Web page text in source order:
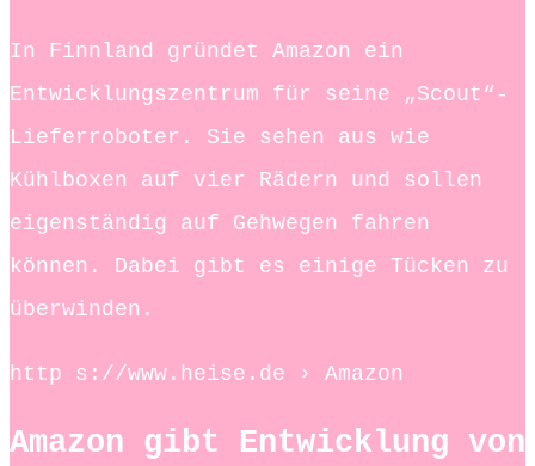
In Finnland gründet Amazon ein
Entwicklungszentrum für seine „Scout“-
Lieferroboter. Sie sehen aus wie
Kühlboxen auf vier Rädern und sollen
eigenständig auf Gehwegen fahren
können. Dabei gibt es einige Tücken zu
überwinden.
http s://www.heise.de › Amazon
Amazon gibt Entwicklung von